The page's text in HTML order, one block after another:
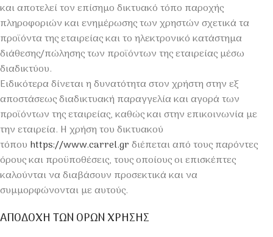
και αποτελεί τον επίσημο δικτυακό τόπο παροχής
πληροφοριών και ενημέρωσης των χρηστών σχετικά τα
προϊόντα της εταιρείας και το ηλεκτρονικό κατάστημα
διάθεσης/πώλησης των προϊόντων της εταιρείας μέσω
διαδικτύου.
Ειδικότερα δίνεται η δυνατότητα στον χρήστη στην εξ
αποστάσεως διαδικτυακή παραγγελία και αγορά των
προϊόντων της εταιρείας, καθώς και στην επικοινωνία με
την εταιρεία. Η χρήση του δικτυακού
τόπου https://www.carrel.grδιέπεται από τους παρόντες
όρους και προϋποθέσεις, τους οποίους οι επισκέπτες
καλούνται να διαβάσουν προσεκτικά και να
συμμορφώνονται με αυτούς.
ΑΠΟΔΟΧΗ ΤΩΝ OΡΩΝ ΧΡΗΣΗΣ